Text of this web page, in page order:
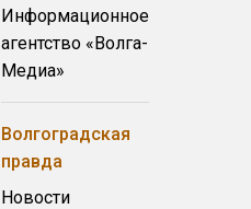
Информационное
агентство «Волга-
Медиа»
Волгоградская
правда
Новости